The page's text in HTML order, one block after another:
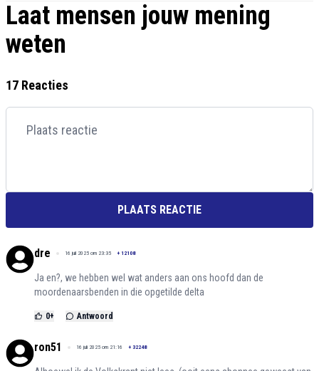
Laat mensen jouw mening
weten
17 Reacties
PLAATS REACTIE
dre 16 juli 2025 om 23:35 + 12108
Ja en?, we hebben wel wat anders aan ons hoofd dan de
moordenaarsbenden in die opgetilde delta
0+ Antwoord
ron51 16 juli 2025 om 21:16 + 32248